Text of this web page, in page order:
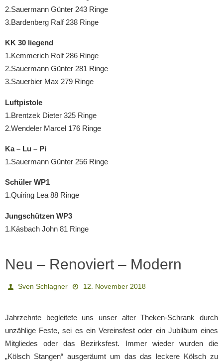
2.Sauermann Günter 243 Ringe
3.Bardenberg Ralf 238 Ringe
KK 30 liegend
1.Kemmerich Rolf 286 Ringe
2.Sauermann Günter 281 Ringe
3.Sauerbier Max 279 Ringe
Luftpistole
1.Brentzek Dieter 325 Ringe
2.Wendeler Marcel 176 Ringe
Ka – Lu – Pi
1.Sauermann Günter 256 Ringe
Schüler WP1
1.Quiring Lea 88 Ringe
Jungschützen WP3
1.Käsbach John 81 Ringe
Neu – Renoviert – Modern
Sven Schlagner 12. November 2018
Jahrzehnte begleitete uns unser alter Theken-Schrank durch
unzählige Feste, sei es ein Vereinsfest oder ein Jubiläum eines
Mitgliedes oder das Bezirksfest. Immer wieder wurden die
„Kölsch Stangen“ ausgeräumt um das das leckere Kölsch zu